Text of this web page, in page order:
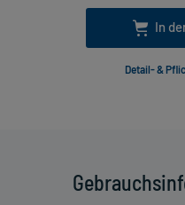
In
Detail- &